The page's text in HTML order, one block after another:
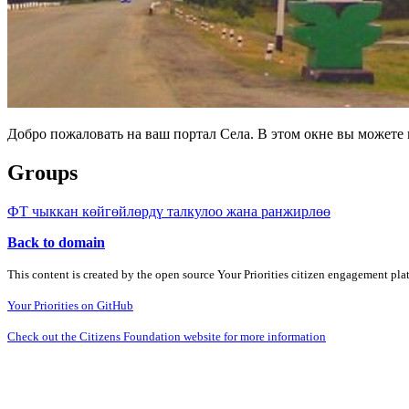
Добро пожаловать на ваш портал Села. В этом окне вы
Groups
ФТ чыккан көйгөйлөрдү талкулоо жана ранжирлөө
Back to domain
This content is created by the open source Your Priorities citizen engagement
Your Priorities on GitHub
Check out the Citizens Foundation website for more information